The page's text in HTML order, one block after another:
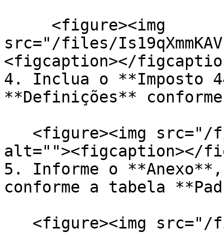
src="/files/
<figcaption></
4. Inclua o **Imposto
**Definições**
alt=""><figcaption></
5. Informe o
conforme a tabela